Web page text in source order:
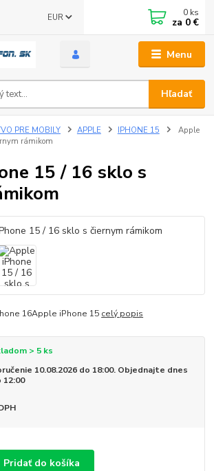
Menu
EUR
Hľadať
0 ks
za 0 €
PRE MOBILY APPLE IPHONE 15
Apple
rámikom
15 / 16 sklo s
16Apple iPhone 15 celý popis
> 5 ks
10.08.2026 do 18:00. Objednajte dnes
12:00
Pridať do košíka